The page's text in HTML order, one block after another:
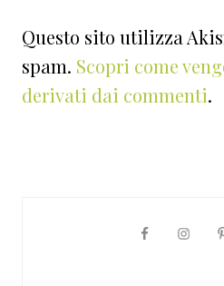
Questo sito utilizza
spam. Scopri come
derivati dai commenti.